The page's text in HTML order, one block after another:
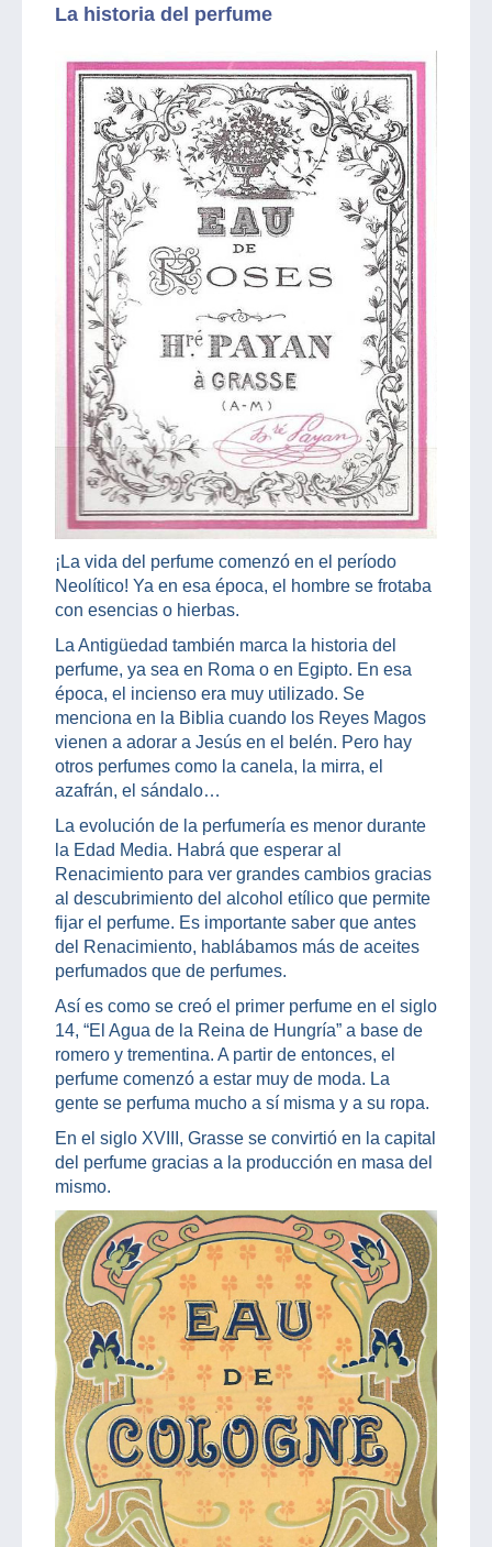
La historia del perfume
¡La vida del perfume comenzó en el período
Neolítico! Ya en esa época, el hombre se frotaba
con esencias o hierbas.
La Antigüedad también marca la historia del
perfume, ya sea en Roma o en Egipto. En esa
época, el incienso era muy utilizado. Se
menciona en la Biblia cuando los Reyes Magos
vienen a adorar a Jesús en el belén. Pero hay
otros perfumes como la canela, la mirra, el
azafrán, el sándalo…
La evolución de la perfumería es menor durante
la Edad Media. Habrá que esperar al
Renacimiento para ver grandes cambios gracias
al descubrimiento del alcohol etílico que permite
fijar el perfume. Es importante saber que antes
del Renacimiento, hablábamos más de aceites
perfumados que de perfumes.
Así es como se creó el primer perfume en el siglo
14, “El Agua de la Reina de Hungría” a base de
romero y trementina. A partir de entonces, el
perfume comenzó a estar muy de moda. La
gente se perfuma mucho a sí misma y a su ropa.
En el siglo XVIII, Grasse se convirtió en la capital
del perfume gracias a la producción en masa del
mismo.